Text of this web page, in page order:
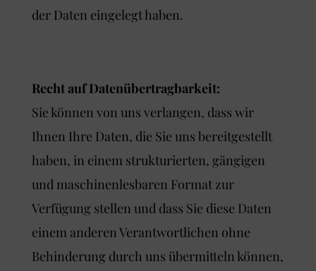
der Daten eingelegt haben.
Recht auf Datenübertragbarkeit:
Sie können von uns verlangen, dass wir
Ihnen Ihre Daten, die Sie uns bereitgestellt
haben, in einem strukturierten, gängigen
und maschinenlesbaren Format zur
Verfügung stellen und dass Sie diese Daten
einem anderen Verantwortlichen ohne
Behinderung durch uns übermitteln können,